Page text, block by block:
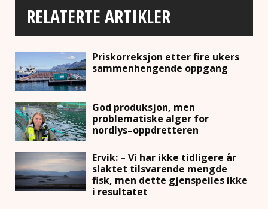
RELATERTE ARTIKLER
Priskorreksjon etter fire ukers
sammenhengende oppgang
God produksjon, men
problematiske alger for
nordlys–oppdretteren
Ervik: – Vi har ikke tidligere år
slaktet tilsvarende mengde
fisk, men dette gjenspeiles ikke
i resultatet